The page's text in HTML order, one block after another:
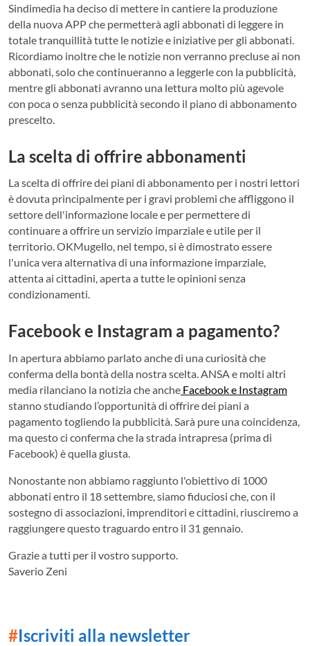
Sindimedia ha deciso di mettere in cantiere la produzione
della nuova APP che permetterà agli abbonati di leggere in
totale tranquillità tutte le notizie e iniziative per gli abbonati.
Ricordiamo inoltre che le notizie non verranno precluse ai non
abbonati, solo che continueranno a leggerle con la pubblicità,
mentre gli abbonati avranno una lettura molto più agevole
con poca o senza pubblicità secondo il piano di abbonamento
prescelto.
La scelta di offrire abbonamenti
La scelta di offrire dei piani di abbonamento per i nostri lettori
è dovuta principalmente per i gravi problemi che affliggono il
settore dell'informazione locale e per permettere di
continuare a offrire un servizio imparziale e utile per il
territorio. OKMugello, nel tempo, si è dimostrato essere
l'unica vera alternativa di una informazione imparziale,
attenta ai cittadini, aperta a tutte le opinioni senza
condizionamenti.
Facebook e Instagram a pagamento?
In apertura abbiamo parlato anche di una curiosità che
conferma della bontà della nostra scelta. ANSA e molti altri
media rilanciano la notizia che anche Facebook e Instagram
stanno studiando l’opportunità di offrire dei piani a
pagamento togliendo la pubblicità. Sarà pure una coincidenza,
ma questo ci conferma che la strada intrapresa (prima di
Facebook) è quella giusta.
Nonostante non abbiamo raggiunto l'obiettivo di 1000
abbonati entro il 18 settembre, siamo fiduciosi che, con il
sostegno di associazioni, imprenditori e cittadini, riusciremo a
raggiungere questo traguardo entro il 31 gennaio.
Grazie a tutti per il vostro supporto.
Saverio Zeni
#Iscriviti alla newsletter